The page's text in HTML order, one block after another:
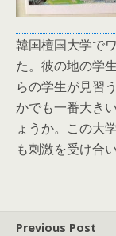
韓国檀国大学で
た。彼の地の学
らの学生が見習
かでも一番大き
ょうか。この大
も刺激を受け合
Previous Post